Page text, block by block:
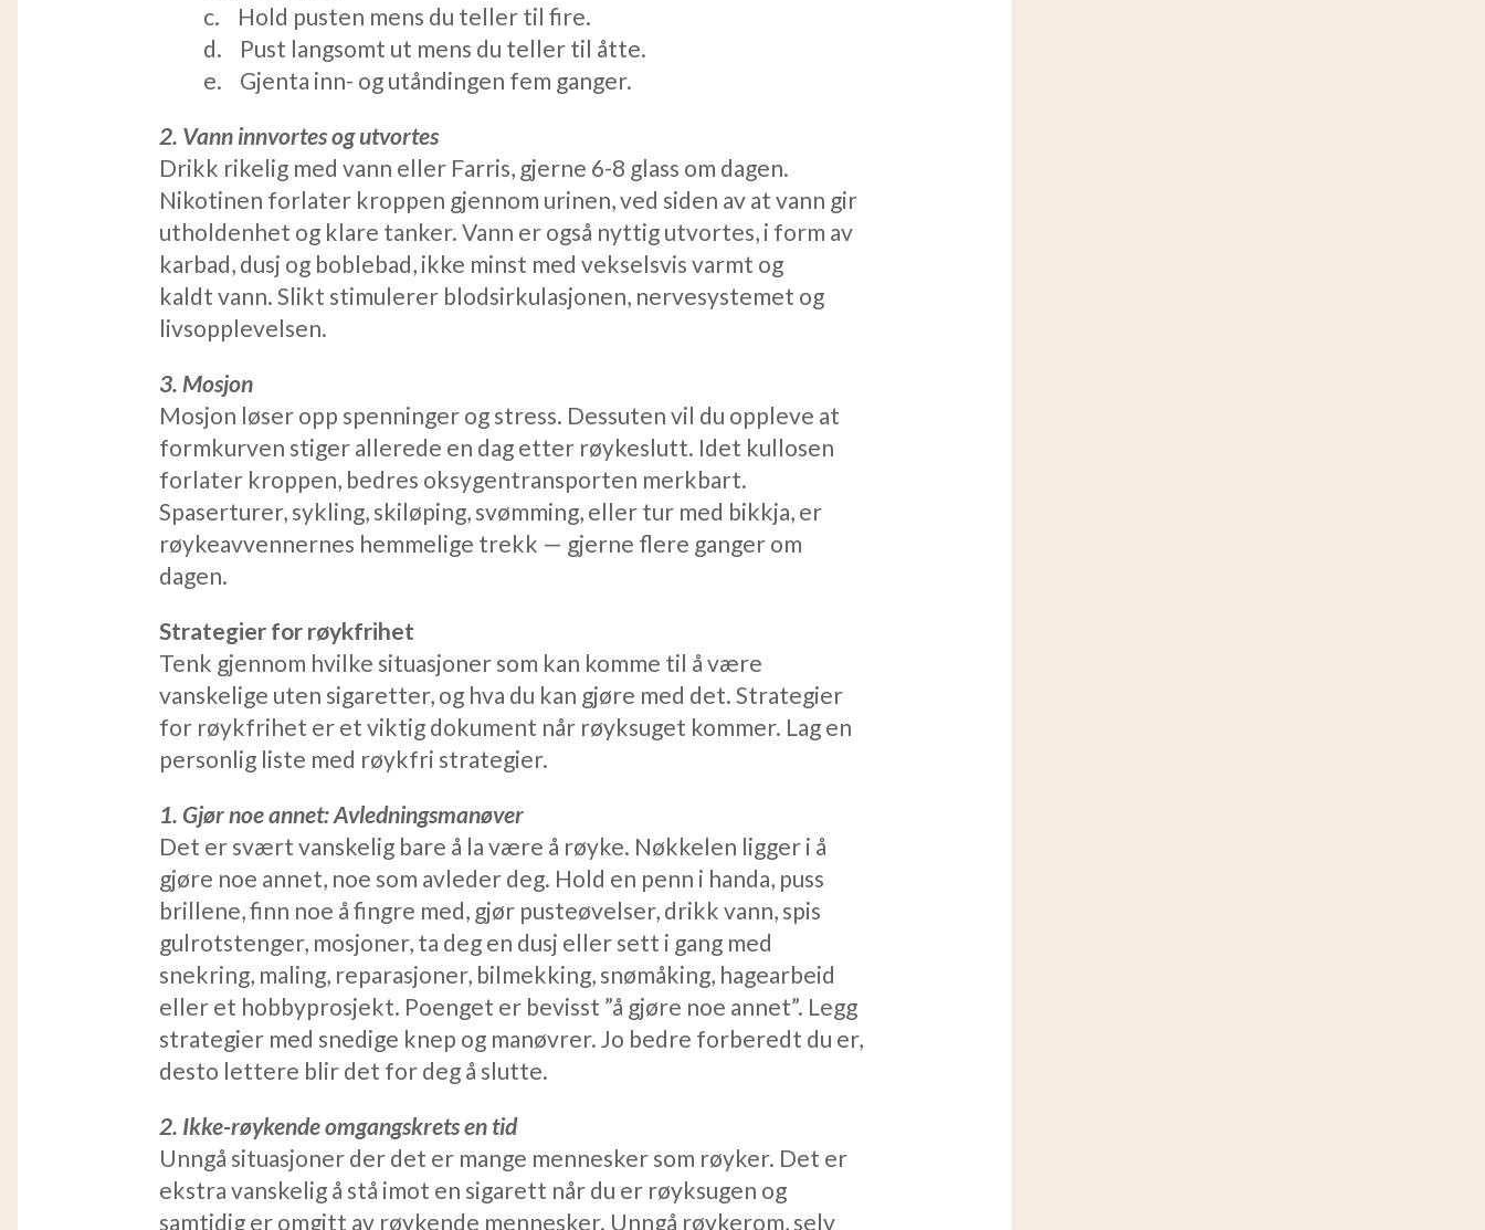
c. Hold pusten mens du teller til fire.
d. Pust langsomt ut mens du teller til åtte.
e. Gjenta inn- og utåndingen fem ganger.
2. Vann innvortes og utvortes
Drikk rikelig med vann eller Farris, gjerne 6-8 glass om dagen.
Nikotinen forlater kroppen gjennom urinen, ved siden av at vann gir
utholdenhet og klare tanker. Vann er også nyttig utvortes, i form av
karbad, dusj og boblebad, ikke minst med vekselsvis varmt og
kaldt vann. Slikt stimulerer blodsirkulasjonen, nervesystemet og
livsopplevelsen.
3. Mosjon
Mosjon løser opp spenninger og stress. Dessuten vil du oppleve at
formkurven stiger allerede en dag etter røykeslutt. Idet kullosen
forlater kroppen, bedres oksygentransporten merkbart.
Spaserturer, sykling, skiløping, svømming, eller tur med bikkja, er
røykeavvennernes hemmelige trekk — gjerne flere ganger om
dagen.
Strategier for røykfrihet
Tenk gjennom hvilke situasjoner som kan komme til å være
vanskelige uten sigaretter, og hva du kan gjøre med det. Strategier
for røykfrihet er et viktig dokument når røyksuget kommer. Lag en
personlig liste med røykfri strategier.
1. Gjør noe annet: Avledningsmanøver
Det er svært vanskelig bare å la være å røyke. Nøkkelen ligger i å
gjøre noe annet, noe som avleder deg. Hold en penn i handa, puss
brillene, finn noe å fingre med, gjør pusteøvelser, drikk vann, spis
gulrotstenger, mosjoner, ta deg en dusj eller sett i gang med
snekring, maling, reparasjoner, bilmekking, snømåking, hagearbeid
eller et hobbyprosjekt. Poenget er bevisst ”å gjøre noe annet”. Legg
strategier med snedige knep og manøvrer. Jo bedre forberedt du er,
desto lettere blir det for deg å slutte.
2. Ikke-røykende omgangskrets en tid
Unngå situasjoner der det er mange mennesker som røyker. Det er
ekstra vanskelig å stå imot en sigarett når du er røyksugen og
samtidig er omgitt av røykende mennesker. Unngå røykerom, selv